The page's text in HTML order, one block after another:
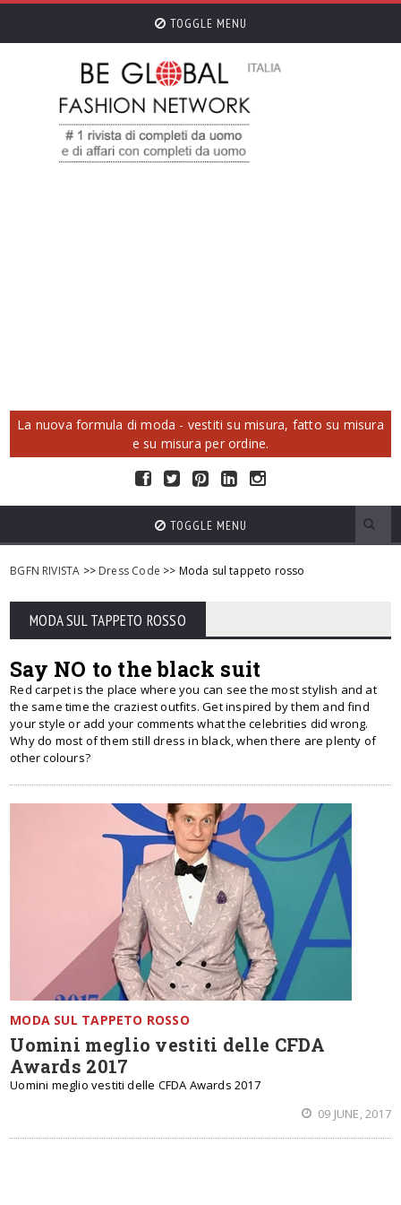
TOGGLE MENU
La nuova formula di moda - vestiti su misura, fatto su misura
e su misura per ordine.
TOGGLE MENU
BGFN RIVISTA >> Dress Code >> Moda sul tappeto rosso
MODA SUL TAPPETO ROSSO
Say NO to the black suit
Red carpet is the place where you can see the most stylish and at
the same time the craziest outfits. Get inspired by them and find
your style or add your comments what the celebrities did wrong.
Why do most of them still dress in black, when there are plenty of
other colours?
MODA SUL TAPPETO ROSSO
Uomini meglio vestiti delle CFDA
Awards 2017
Uomini meglio vestiti delle CFDA Awards 2017
09 JUNE, 2017